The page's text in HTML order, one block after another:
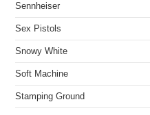
Sennheiser
Sex Pistols
Snowy White
Soft Machine
Stamping Ground